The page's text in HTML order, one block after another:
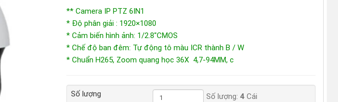
** Camera IP PTZ 6IN1
* Độ phân giải : 1920×1080
* Cảm biến hình ảnh: 1/2.8"CMOS
* Chế độ ban đêm: Tự động tô màu ICR thành B / W
* Chuẩn H265, Zoom quang học 36X 4,7-94MM, c
Số lượng Số lượng:4 Cái